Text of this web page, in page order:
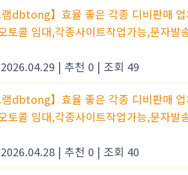
램dbtong】효율 좋은 각종 디비판매
토콜 임대,각종사이트작업가능,문자발
2026.04.29 | 추천 0 | 조회 49
램dbtong】효율 좋은 각종 디비판매
토콜 임대,각종사이트작업가능,문자발
2026.04.28 | 추천 0 | 조회 40